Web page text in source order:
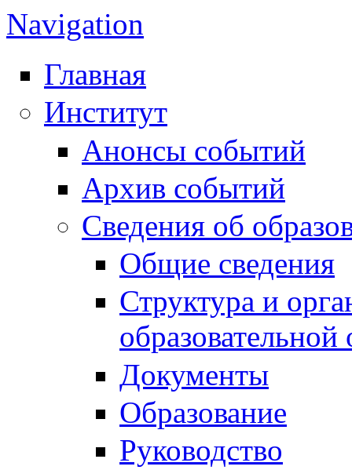
Navigation
Главная
Институт
Анонсы событий
Архив событий
Сведения об
Общие сведения
Структура и
образовательной
Документы
Образование
Руководство